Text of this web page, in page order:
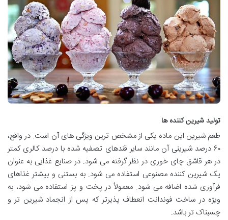
تولید شیرین کننده ها
طعم شیرین این ماده یکی از مشخص ترین ویژگی های آن است. در واقع،
۶۰ درصد شیرینی آن مانند سایر قندهای تصفیه شده با درصد کالری کمتر
در هر قاشق چای خوری در نظر گرفته می شود. در صنایع غذایی به عنوان
یک شیرین کننده مصنوعی استفاده می شود. به بستنی و بیشتر غذاهای
فرآوری شده اضافه می شود. معمولاً در پخت و پز استفاده می شود، به
ویژه در ساخت فوندانت انعطاف پذیرتر که پس از انجماد شیرین تر و
چسبناک تر باشد.